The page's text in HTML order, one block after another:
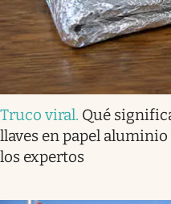
Truco viral. Qué
llaves en papel
los expertos